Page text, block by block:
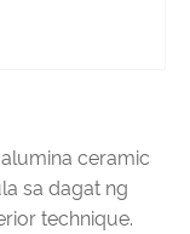
ceramic
sa dagat ng
technique.